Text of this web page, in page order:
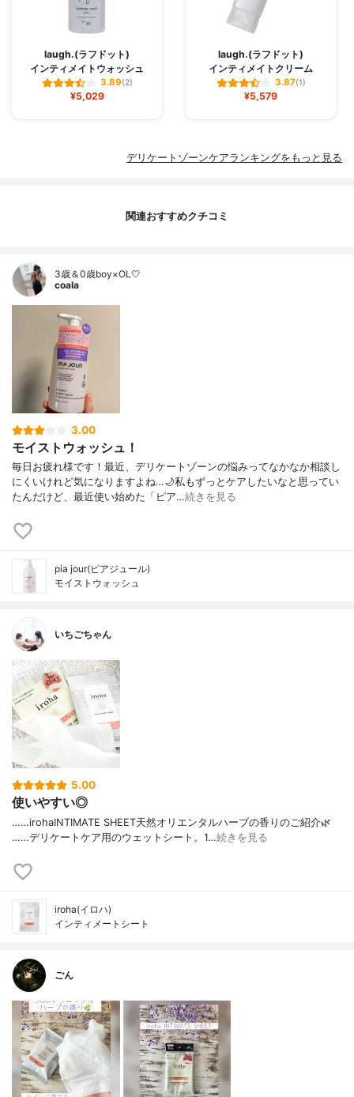
laugh.(ラフドット)
インティメイトウォッシュ
3.89(2)
¥5,029
laugh.(ラフドット)
インティメイトクリーム
3.87(1)
¥5,579
デリケートゾーンケアランキングをもっと見る
関連おすすめクチコミ
3歳＆0歳boy×OL🤍
coala
3.00
モイストウォッシュ！
毎日お疲れ様です！最近、デリケートゾーンの悩みってなかなか相談し
にくいけれど気になりますよね…🌙私もずっとケアしたいなと思ってい
たんだけど、最近使い始めた「ピア…続きを見る
pia jour(ピアジュール)
モイストウォッシュ
いちごちゃん
5.00
使いやすい◎
……⁡⁡iroha⁡⁡INTIMATE SHEET⁡⁡天然オリエンタルハーブの香り⁡⁡のご紹介🌿‬
⁡⁡……⁡⁡⁡デリケートケア用の⁡⁡ウェットシート。⁡⁡⁡⁡1…続きを見る
iroha(イロハ)
インティメートシート
ごん